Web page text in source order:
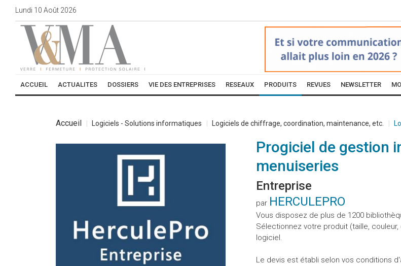
Lundi 10 Août 2026
ACCUEIL ACTUALITES DOSSIERS VIE DES ENTREPRISES RESEAUX PRODUITS REVUES NEWSLETTER
Accueil Logiciels - Solutions informatiques Logiciels de chiffrage, coordination, maintenance, etc.
Progiciel de gestion
menuiseries
Entreprise
par HERCULEPRO
Vous disposez de plus de 1200
Sélectionnez votre produit (taille,
logiciel.
Le devis est établi selon vos conditions